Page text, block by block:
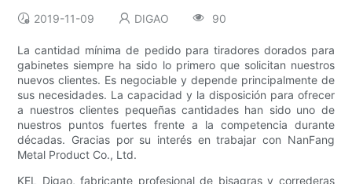
2019-11-09 DIGAO 90
La cantidad mínima de pedido para tiradores dorados para
gabinetes siempre ha sido lo primero que solicitan nuestros
nuevos clientes. Es negociable y depende principalmente de
sus necesidades. La capacidad y la disposición para ofrecer
a nuestros clientes pequeñas cantidades han sido uno de
nuestros puntos fuertes frente a la competencia durante
décadas. Gracias por su interés en trabajar con NanFang
Metal Product Co., Ltd.
KEL Digao, fabricante profesional de bisagras y correderas